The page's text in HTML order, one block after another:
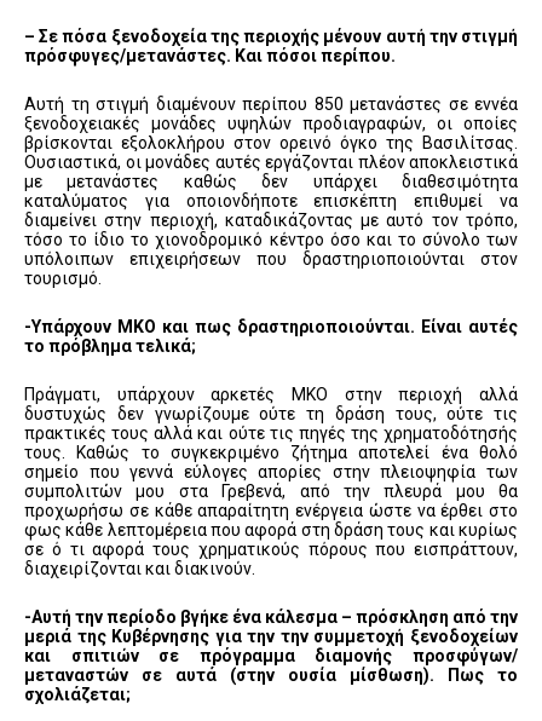
– Σε πόσα ξενοδοχεία της περιοχής μένουν αυτή την στιγμή
πρόσφυγες/μετανάστες. Και πόσοι περίπου.
Αυτή τη στιγμή διαμένουν περίπου 850 μετανάστες σε εννέα
ξενοδοχειακές μονάδες υψηλών προδιαγραφών, οι οποίες
βρίσκονται εξολοκλήρου στον ορεινό όγκο της Βασιλίτσας.
Ουσιαστικά, οι μονάδες αυτές εργάζονται πλέον αποκλειστικά
με μετανάστες καθώς δεν υπάρχει διαθεσιμότητα
καταλύματος για οποιονδήποτε επισκέπτη επιθυμεί να
διαμείνει στην περιοχή, καταδικάζοντας με αυτό τον τρόπο,
τόσο το ίδιο το χιονοδρομικό κέντρο όσο και το σύνολο των
υπόλοιπων επιχειρήσεων που δραστηριοποιούνται στον
τουρισμό.
-Υπάρχουν ΜΚΟ και πως δραστηριοποιούνται. Είναι αυτές
το πρόβλημα τελικά;
Πράγματι, υπάρχουν αρκετές ΜΚΟ στην περιοχή αλλά
δυστυχώς δεν γνωρίζουμε ούτε τη δράση τους, ούτε τις
πρακτικές τους αλλά και ούτε τις πηγές της χρηματοδότησής
τους. Καθώς το συγκεκριμένο ζήτημα αποτελεί ένα θολό
σημείο που γεννά εύλογες απορίες στην πλειοψηφία των
συμπολιτών μου στα Γρεβενά, από την πλευρά μου θα
προχωρήσω σε κάθε απαραίτητη ενέργεια ώστε να έρθει στο
φως κάθε λεπτομέρεια που αφορά στη δράση τους και κυρίως
σε ό τι αφορά τους χρηματικούς πόρους που εισπράττουν,
διαχειρίζονται και διακινούν.
-Αυτή την περίοδο βγήκε ένα κάλεσμα – πρόσκληση από την
μεριά της Κυβέρνησης για την την συμμετοχή ξενοδοχείων
και σπιτιών σε πρόγραμμα διαμονής προσφύγων/
μεταναστών σε αυτά (στην ουσία μίσθωση). Πως το
σχολιάζεται;